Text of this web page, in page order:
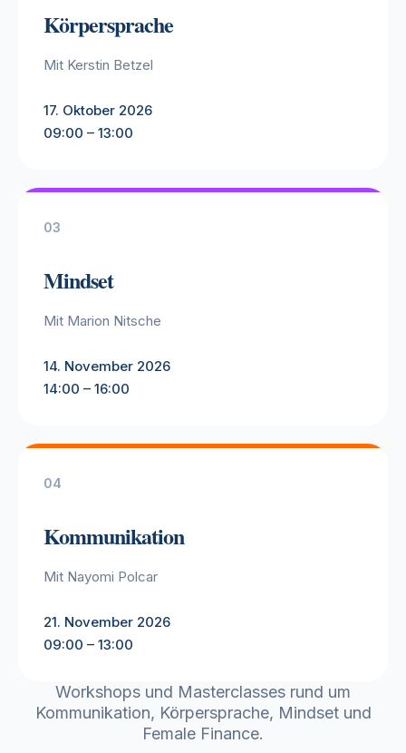
Körpersprache
Mit Kerstin Betzel
17. Oktober 2026
09:00 – 13:00
03
Mindset
Mit Marion Nitsche
14. November 2026
14:00 – 16:00
04
Kommunikation
Mit Nayomi Polcar
21. November 2026
09:00 – 13:00
Workshops und Masterclasses rund um
Kommunikation, Körpersprache, Mindset und
Female Finance.